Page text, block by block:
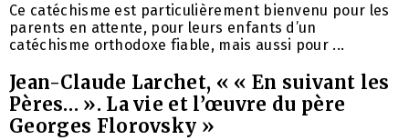
Ce catéchisme est particulièrement bienvenu pour les
parents en attente, pour leurs enfants d’un
catéchisme orthodoxe fiable, mais aussi pour ...
Jean-Claude Larchet, « « En suivant les
Pères… ». La vie et l’œuvre du père
Georges Florovsky »